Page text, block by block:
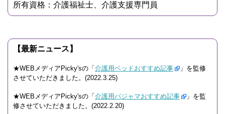
所有資格：介護福祉士、介護支援専門員
【最新ニュース】
★WEBメディアPicky'sの「 介護用ベッドおすすめ記事
」を監修
させていただきました。(2022.3.25)
★WEBメディアPicky'sの「 介護用パジャマおすすめ記事
」を監
修させていただきました。(2022.2.20)